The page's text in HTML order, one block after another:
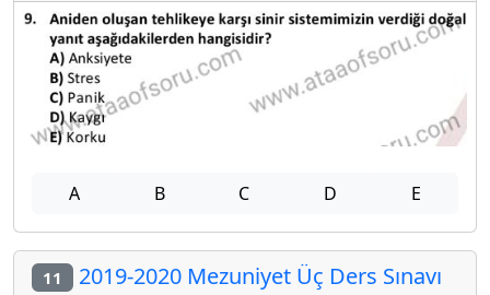
A B C D E
11 2019-2020 Mezuniyet Üç Ders Sınavı